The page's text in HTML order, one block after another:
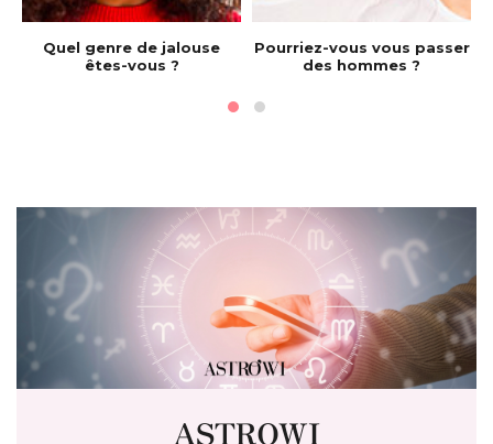
Quel genre de jalouse
êtes-vous ?
Pourriez-vous vous passer
des hommes ?
ASTROWI